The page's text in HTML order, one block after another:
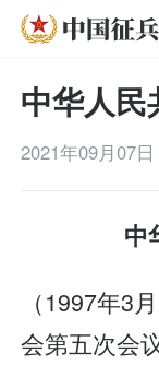
中华人民
2021年09月07日
中
（1997年3
会第五次会